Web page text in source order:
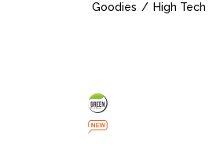
Goodies High Tech